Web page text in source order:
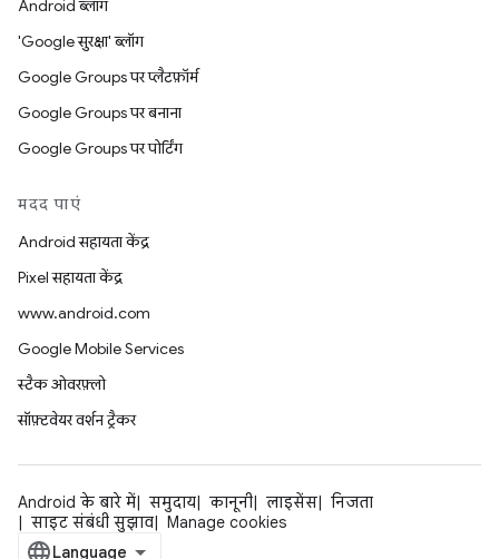
Android ब्लॉग
'Google सुरक्षा' ब्लॉग
Google Groups पर प्लैटफ़ॉर्म
Google Groups पर बनाना
Google Groups पर पोर्टिंग
मदद पाएं
Android सहायता केंद्र
Pixel सहायता केंद्र
www.android.com
Google Mobile Services
स्टैक ओवरफ़्लो
सॉफ़्टवेयर वर्शन ट्रैकर
Android के बारे में समुदाय कानूनी लाइसेंस
निजता
साइट संबंधी सुझाव
Manage cookies